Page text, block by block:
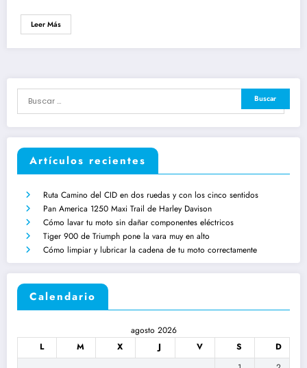
Leer Más
Artículos recientes
Ruta Camino del CID en dos ruedas y con los cinco sentidos
Pan America 1250 Maxi Trail de Harley Davison
Cómo lavar tu moto sin dañar componentes eléctricos
Tiger 900 de Triumph pone la vara muy en alto
Cómo limpiar y lubricar la cadena de tu moto correctamente
Calendario
agosto 2026
L
M X J V S
D